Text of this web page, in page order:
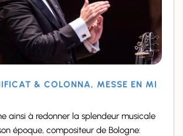
& COLONNA, MESSE EN MI
ainsi à redonner la splendeur musicale
époque, compositeur de Bologne: